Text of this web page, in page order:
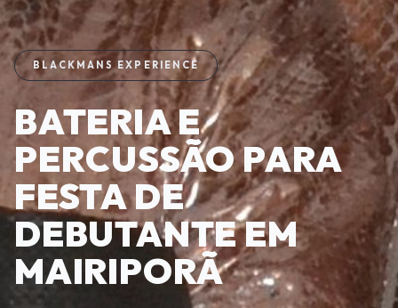
BLACKMANS EXPERIENCE
BATERIA E
PERCUSSÃO PARA
FESTA DE
DEBUTANTE EM
MAIRIPORÃ